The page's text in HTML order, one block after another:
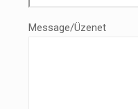
Message/Üzenet